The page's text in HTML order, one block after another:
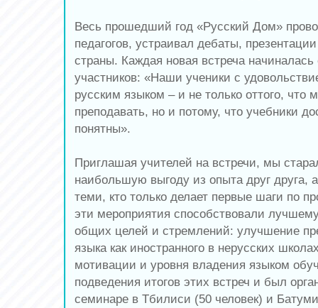
Весь прошедший год «Русский Дом»
педагогов, устраивал дебаты,
страны. Каждая новая встреча начиналась
участников: «Наши ученики с
русским языком – и не только оттого, что
преподавать, но и потому, что учебники
понятны».
Приглашая учителей на встречи, мы
наибольшую выгоду из опыта друг друга,
теми, кто только делает первые шаги по
эти мероприятия способствовали
общих целей и стремлений: улучшение
языка как иностранного в нерусских
мотивации и уровня владения языком
подведения итогов этих встреч и был
семинаре в Тбилиси (50 человек) и